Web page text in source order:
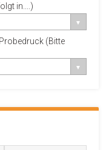
in....)
(Bitte